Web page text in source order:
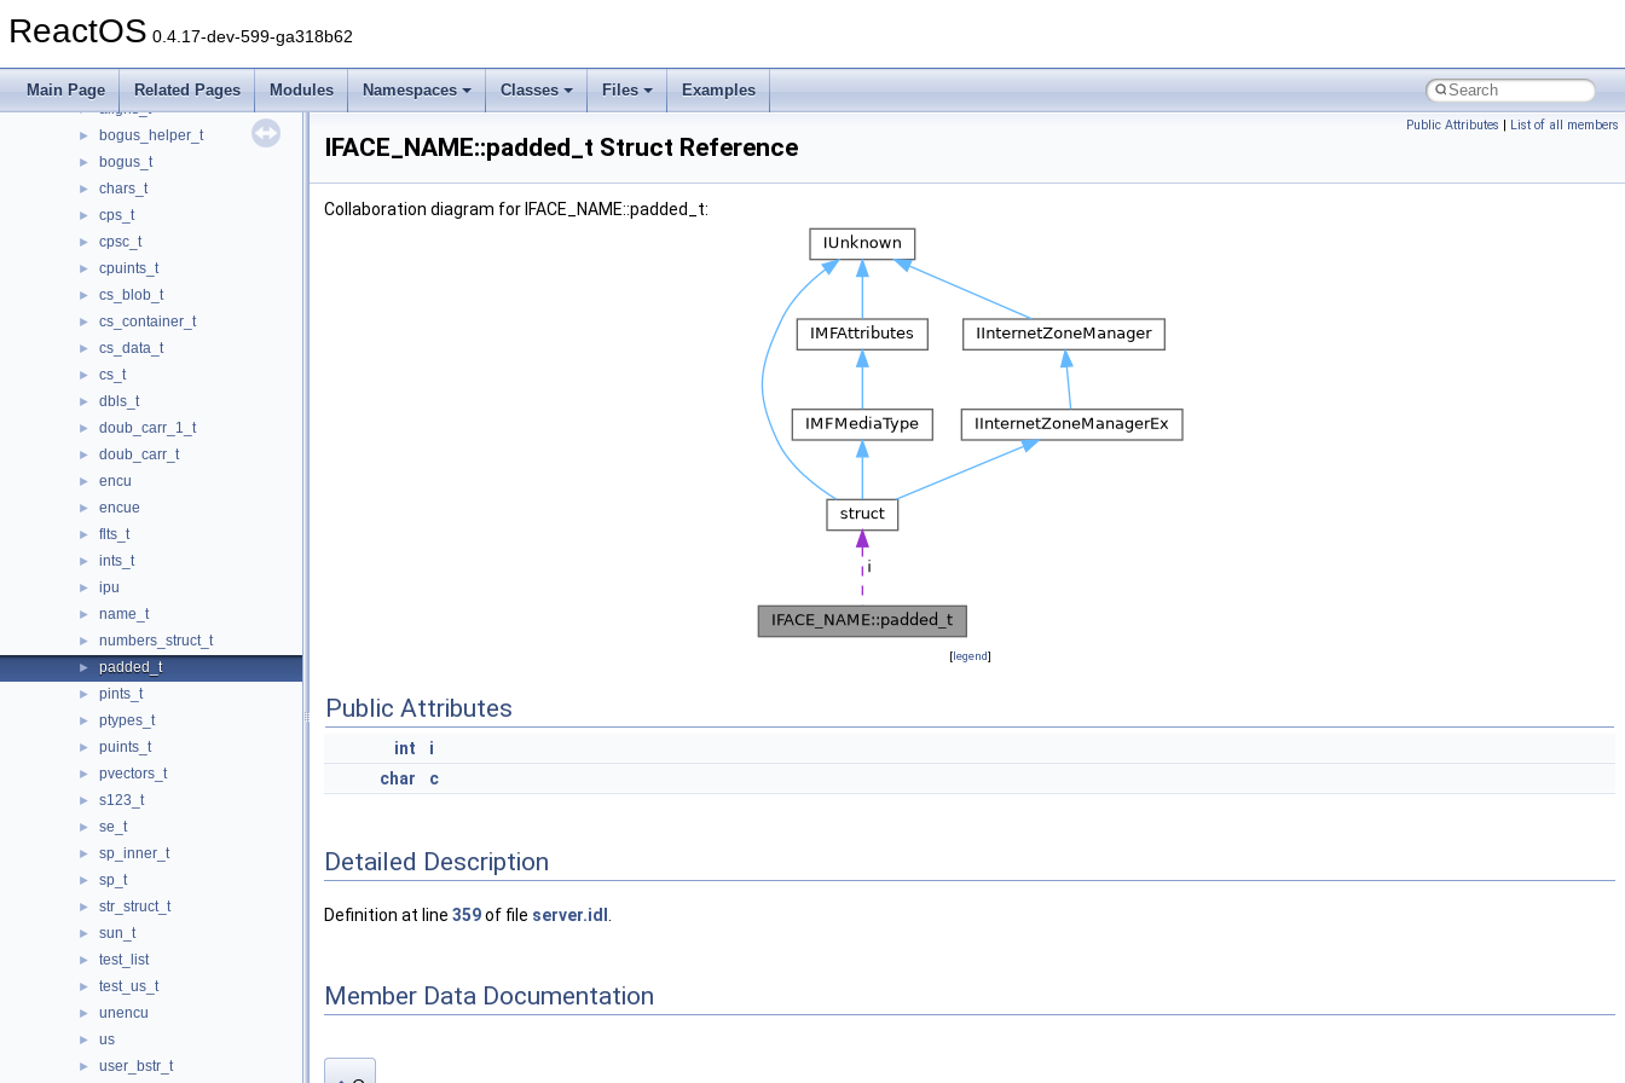
ReactOS 0.4.17-dev-599-ga318b62
Main Page Related Pages Modules Namespaces Classes Files Examples
► if_statement_t
▼ IFACE_NAME
► aligns_t
► bogus_helper_t
► bogus_t
► chars_t
► cps_t
► cpsc_t
► cpuints_t
► cs_blob_t
► cs_container_t
► cs_data_t
► cs_t
► dbls_t
► doub_carr_1_t
► doub_carr_t
► encu
► encue
► flts_t
► ints_t
► ipu
► name_t
► numbers_struct_t
► padded_t
► pints_t
► ptypes_t
► puints_t
► pvectors_t
► s123_t
► se_t
► sp_inner_t
► sp_t
► str_struct_t
► sun_t
► test_list
► test_us_t
► unencu
► us
► user_bstr_t
Public Attributes | List of all members
IFACE_NAME::padded_t Struct Reference
Collaboration diagram for IFACE_NAME::padded_t:
[legend]
Public Attributes
int
i
char
c
Detailed Description
Definition at line 359of file server.idl
Member Data Documentation